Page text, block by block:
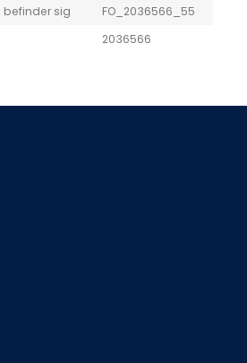
befinder sig
FO_2036566_55
2036566